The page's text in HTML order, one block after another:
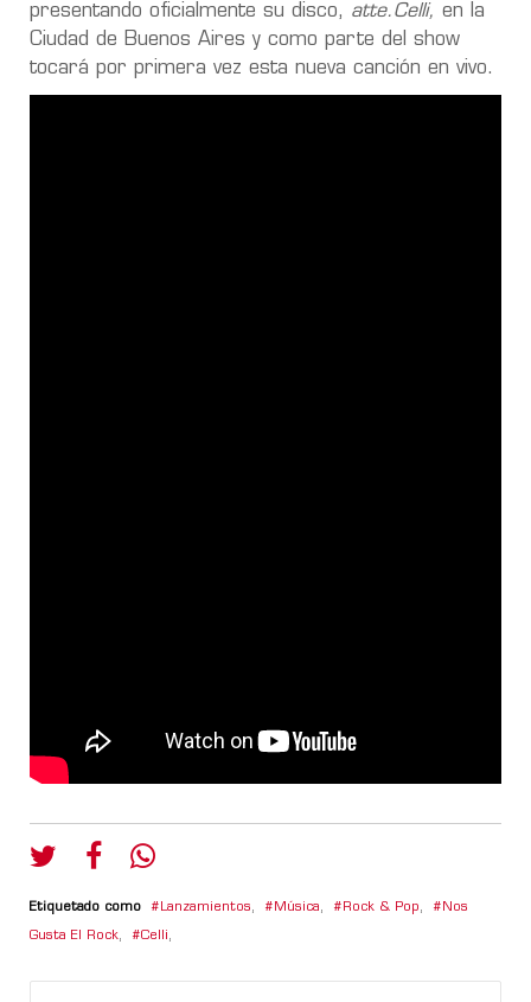
presentando oficialmente su disco, atte.Celli, en la
Ciudad de Buenos Aires y como parte del show
tocará por primera vez esta nueva canción en vivo.
Etiquetado como Lanzamientos, Música, Rock & Pop, Nos
Gusta El Rock, Celli,